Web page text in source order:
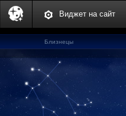
Виджет на сайт
Близнецы